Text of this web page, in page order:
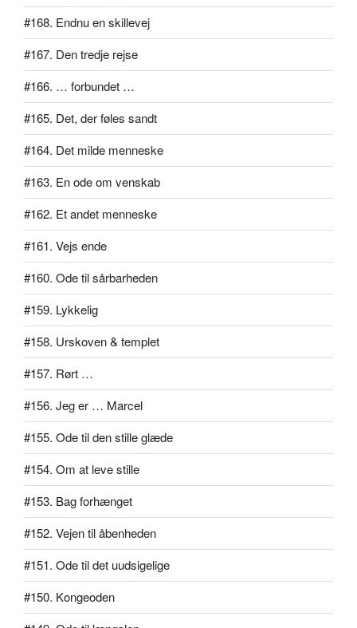
#168. Endnu en skillevej
#167. Den tredje rejse
#166. … forbundet …
#165. Det, der føles sandt
#164. Det milde menneske
#163. En ode om venskab
#162. Et andet menneske
#161. Vejs ende
#160. Ode til sårbarheden
#159. Lykkelig
#158. Urskoven & templet
#157. Rørt …
#156. Jeg er … Marcel
#155. Ode til den stille glæde
#154. Om at leve stille
#153. Bag forhænget
#152. Vejen til åbenheden
#151. Ode til det uudsigelige
#150. Kongeoden